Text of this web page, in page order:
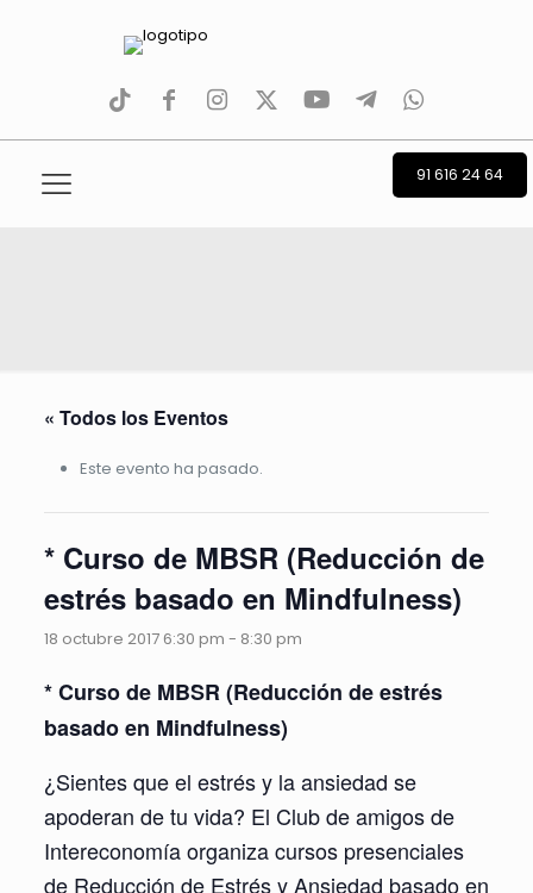
tiktokfacebookinstagram
TwitterYoutubeTelegramwhatsapp
91 616 24 64
« Todos los Eventos
Este evento ha pasado.
* Curso de MBSR (Reducción de
estrés basado en Mindfulness)
18 octubre 2017 6:30 pm - 8:30 pm
* Curso de MBSR (Reducción de estrés
basado en Mindfulness)
¿Sientes que el estrés y la ansiedad se
apoderan de tu vida? El Club de amigos de
Intereconomía organiza cursos presenciales
de Reducción de Estrés y Ansiedad basado en